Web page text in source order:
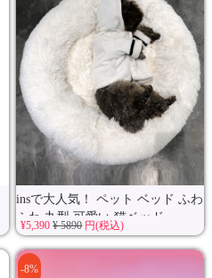
insで大人気！ ペット ベッド ふわ
ふわ 丸型 可愛い 猫ベッド...
¥5,390¥ 5890円(税込)
-8%